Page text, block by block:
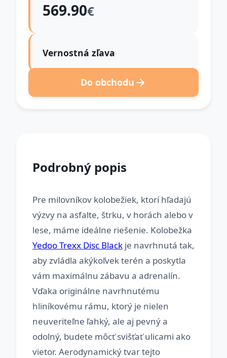
569.90€
Vernostná zľava
Do obchodu
Podrobný popis
Pre milovníkov kolobežiek, ktorí hľadajú
výzvy na asfalte, štrku, v horách alebo v
lese, máme ideálne riešenie. Kolobežka
Yedoo Trexx Disc Black je navrhnutá tak,
aby zvládla akýkoľvek terén a poskytla
vám maximálnu zábavu a adrenalín.
Vďaka originálne navrhnutému
hliníkovému rámu, ktorý je nielen
neuveriteľne ľahký, ale aj pevný a
odolný, budete môcť svišťať ulicami ako
vietor. Aerodynamický tvar tejto